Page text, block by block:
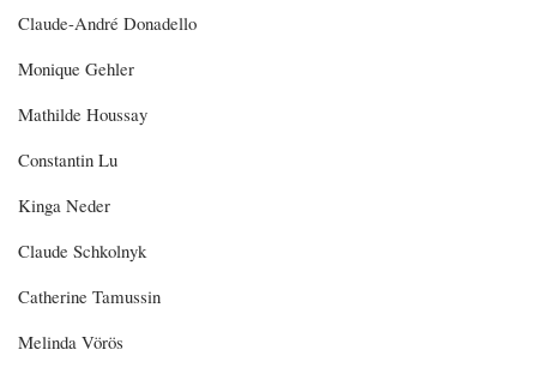
Claude-André Donadello
Monique Gehler
Mathilde Houssay
Constantin Lu
Kinga Neder
Claude Schkolnyk
Catherine Tamussin
Melinda Vörös